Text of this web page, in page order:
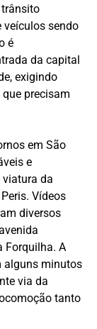
veículos sendo
é
da capital
exigindo
precisam
em São
e
da
Vídeos
diversos
Forquilha. A
alguns minutos
via da
tanto